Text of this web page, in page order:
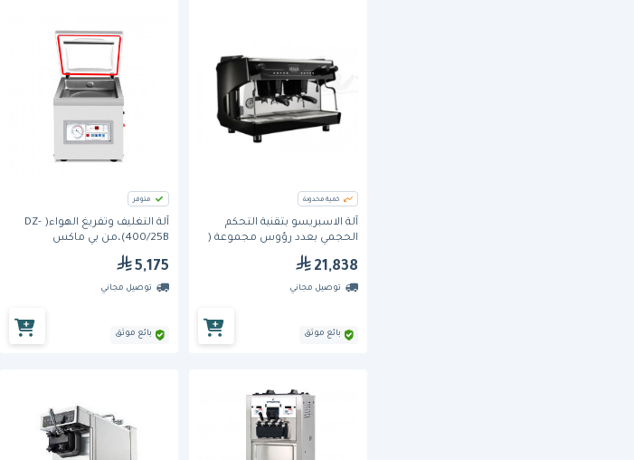
كمية محدودة
آلة الاسبريسو بتقنية التحكم
الحجمي بعدد رؤوس مجموعة (
21,838
توصيل مجاني
بائع موثق
متوفر
آلة التغليف وتفريغ الهواء( DZ-
400/25B)،من بي ماكس
5,175
توصيل مجاني
بائع موثق